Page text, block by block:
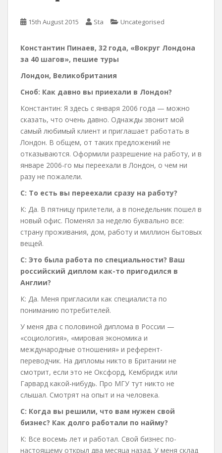
15th August 2015 Sta Uncategorised
Константин Пинаев, 32 года, «Вокруг Лондона
за 40 шагов», пешие туры
Лондон, Великобритания
Сноб: Как давно вы приехали в Лондон?
Константин: Я здесь с января 2006 года — можно
сказать, что очень давно. Однажды звонит мой
самый любимый клиент и приглашает работать в
Лондон. В общем, от таких предложений не
отказываются. Оформили разрешение на работу, и в
январе 2006-го мы переехали в Лондон, о чем ни
разу не пожалели.
С: То есть вы переехали сразу на работу?
К: Да. В пятницу прилетели, а в понедельник пошел в
новый офис. Поменял за неделю буквально все:
страну проживания, дом, работу и миллион бытовых
вещей.
С: Это была работа по специальности? Ваш
российский диплом как-то пригодился в
Англии?
К: Да. Меня пригласили как специалиста по
пониманию потребителей.
У меня два с половиной диплома в России —
«социология», «мировая экономика и
международные отношения» и референт-
переводчик. На дипломы никто в Британии не
смотрит, если это не Оксфорд, Кембридж или
Гарвард какой-нибудь. Про МГУ тут никто не
слышал. Смотрят на опыт и на человека.
С: Когда вы решили, что вам нужен свой
бизнес? Как долго работали по найму?
К: Все восемь лет и работал. Свой бизнес по-
настоящему открыл два месяца назад. У меня склад